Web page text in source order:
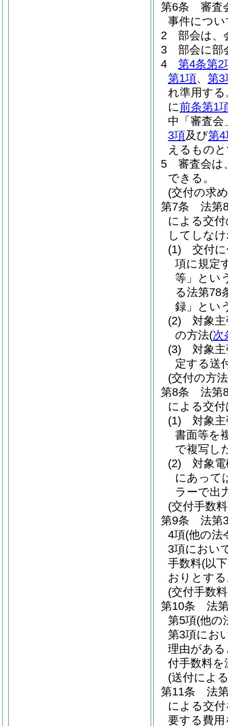
第6条
審査
事件につ
2
部会は、
3
部会に部
4
第4条第2
第1項、 第3
れ準用する
に前条第1
中「審査
3項及び第4
えるもの
5
審査会は
できる。
(交付の求
第7条
法第
による交
してしな
(1)
交付
項に規定
等」とい
る法第78
録」とい
(2)
対象
の方法(次
(3)
対象
定する送
(交付の方
第8条
法第
による交
(1)
対象
書面等を
で複写し
(2)
対象
にあって
ラーで出
(交付手数
第9条
法第
4項(他の法
3項におい
手数料(以
おりとす
(交付手数
第10条
法
第5項(他の
第3項にお
理由があ
付手数料
(送付によ
第11条
法
による交
要する費